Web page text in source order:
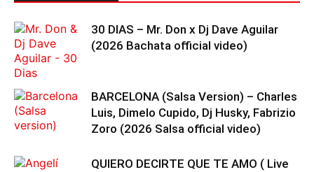
30 DIAS – Mr. Don x Dj Dave Aguilar
(2026 Bachata official video)
BARCELONA (Salsa Version) – Charles
Luis, Dimelo Cupido, Dj Husky, Fabrizio
Zoro (2026 Salsa official video)
QUIERO DECIRTE QUE TE AMO ( Live